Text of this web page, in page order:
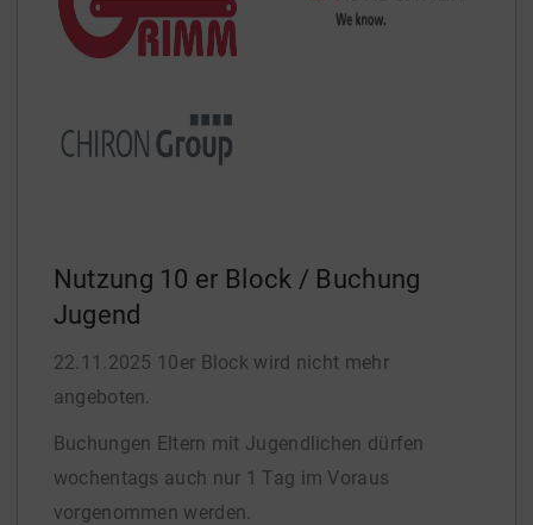
Nutzung 10 er Block / Buchung
Jugend
22.11.2025 10er Block wird nicht mehr
angeboten.
Buchungen Eltern mit Jugendlichen dürfen
wochentags auch nur 1 Tag im Voraus
vorgenommen werden.